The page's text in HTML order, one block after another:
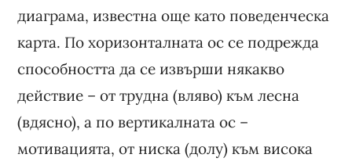
диаграма, известна още като поведенческа
карта. По хоризонталната ос се подрежда
способността да се извърши някакво
действие – от трудна (вляво) към лесна
(вдясно), а по вертикалната ос –
мотивацията, от ниска (долу) към висока